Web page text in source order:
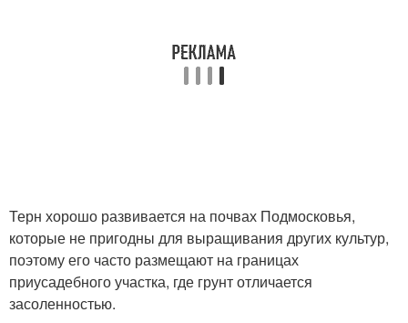
Терн хорошо развивается на почвах Подмосковья,
которые не пригодны для выращивания других культур,
поэтому его часто размещают на границах
приусадебного участка, где грунт отличается
засоленностью.